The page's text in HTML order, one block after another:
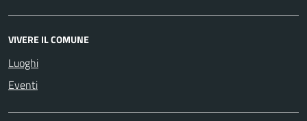
VIVERE IL COMUNE
Luoghi
Eventi